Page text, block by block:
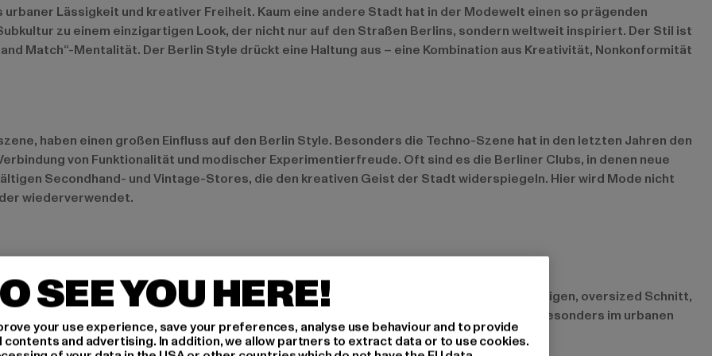
Lässigkeit und kreativer Freiheit. Kaum eine andere Stadt hat in der Modewelt einen so prägenden
zu einem einzigartigen Look, der nicht nur auf den Straßen Berlins, sondern weltweit inspiriert. Der Stil ist
Match“-Mentalität. Der Berlin Style drückt eine Haltung aus – eine Kombination aus Kreativität, Nonkonformität
haben einen großen Einfluss auf den Berlin Style. Besonders die Techno-Szene hat in den letzten Jahren den
von Funktionalität und modischer Experimentierfreude. Oft sind es die Berliner Clubs, in denen neue
Secondhand- und Vintage-Stores, die den kreativen Geist der Stadt widerspiegeln. Hier wird Mode nicht
wiederverwendet.
dennoch stilvolle Herangehensweise an Mode aus. Bequeme Kleidung, oft mit einem lässigen, oversized Schnitt,
muss nicht nur gut aussehen, sondern auch praktisch und alltagstauglich sein. Besonders im urbanen
ist, ein Muss.
SEE YOU HERE!
your use experience, save your preferences, analyse use behaviour and to provide
and advertising. In addition, we allow partners to extract data or to use cookies.